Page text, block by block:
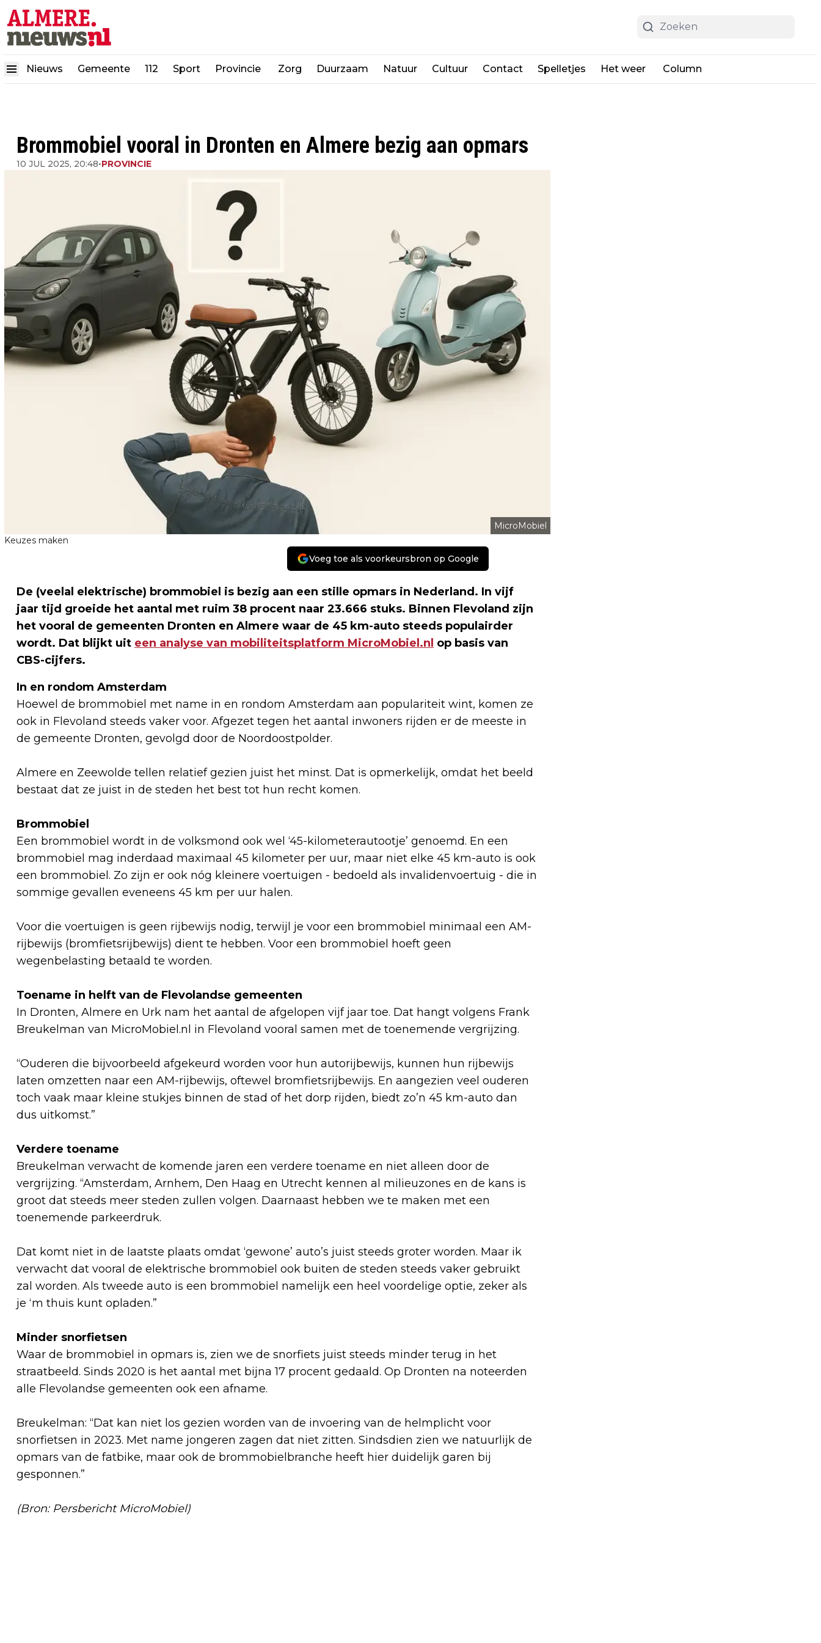
Nieuws Gemeente 112 Sport Provincie Zorg Duurzaam Natuur Cultuur Contact Spelletjes Het weer Column
Brommobiel vooral in Dronten en Almere bezig aan opmars
10 JUL 2025, 20:48•PROVINCIE
MicroMobiel
Keuzes maken
Voeg toe als voorkeursbron op Google
De (veelal elektrische) brommobiel is bezig aan een stille opmars in Nederland. In vijf
jaar tijd groeide het aantal met ruim 38 procent naar 23.666 stuks. Binnen Flevoland zijn
het vooral de gemeenten Dronten en Almere waar de 45 km-auto steeds populairder
wordt. Dat blijkt uit een analyse van mobiliteitsplatform MicroMobiel.nl op basis van
CBS-cijfers.
In en rondom Amsterdam
Hoewel de brommobiel met name in en rondom Amsterdam aan populariteit wint, komen ze
ook in Flevoland steeds vaker voor. Afgezet tegen het aantal inwoners rijden er de meeste in
de gemeente Dronten, gevolgd door de Noordoostpolder.
Almere en Zeewolde tellen relatief gezien juist het minst. Dat is opmerkelijk, omdat het beeld
bestaat dat ze juist in de steden het best tot hun recht komen.
Brommobiel
Een brommobiel wordt in de volksmond ook wel ‘45-kilometerautootje’ genoemd. En een
brommobiel mag inderdaad maximaal 45 kilometer per uur, maar niet elke 45 km-auto is ook
een brommobiel. Zo zijn er ook nóg kleinere voertuigen - bedoeld als invalidenvoertuig - die in
sommige gevallen eveneens 45 km per uur halen.
Voor die voertuigen is geen rijbewijs nodig, terwijl je voor een brommobiel minimaal een AM-
rijbewijs (bromfietsrijbewijs) dient te hebben. Voor een brommobiel hoeft geen
wegenbelasting betaald te worden.
Toename in helft van de Flevolandse gemeenten
In Dronten, Almere en Urk nam het aantal de afgelopen vijf jaar toe. Dat hangt volgens Frank
Breukelman van MicroMobiel.nl in Flevoland vooral samen met de toenemende vergrijzing.
“Ouderen die bijvoorbeeld afgekeurd worden voor hun autorijbewijs, kunnen hun rijbewijs
laten omzetten naar een AM-rijbewijs, oftewel bromfietsrijbewijs. En aangezien veel ouderen
toch vaak maar kleine stukjes binnen de stad of het dorp rijden, biedt zo’n 45 km-auto dan
dus uitkomst.”
Verdere toename
Breukelman verwacht de komende jaren een verdere toename en niet alleen door de
vergrijzing. “Amsterdam, Arnhem, Den Haag en Utrecht kennen al milieuzones en de kans is
groot dat steeds meer steden zullen volgen. Daarnaast hebben we te maken met een
toenemende parkeerdruk.
Dat komt niet in de laatste plaats omdat ‘gewone’ auto’s juist steeds groter worden. Maar ik
verwacht dat vooral de elektrische brommobiel ook buiten de steden steeds vaker gebruikt
zal worden. Als tweede auto is een brommobiel namelijk een heel voordelige optie, zeker als
je ‘m thuis kunt opladen.”
Minder snorfietsen
Waar de brommobiel in opmars is, zien we de snorfiets juist steeds minder terug in het
straatbeeld. Sinds 2020 is het aantal met bijna 17 procent gedaald. Op Dronten na noteerden
alle Flevolandse gemeenten ook een afname.
Breukelman: “Dat kan niet los gezien worden van de invoering van de helmplicht voor
snorfietsen in 2023. Met name jongeren zagen dat niet zitten. Sindsdien zien we natuurlijk de
opmars van de fatbike, maar ook de brommobielbranche heeft hier duidelijk garen bij
gesponnen.”
(Bron: Persbericht MicroMobiel)